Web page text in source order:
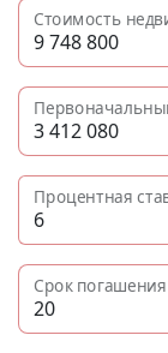
Стоимость
Процентная
Срок погашения